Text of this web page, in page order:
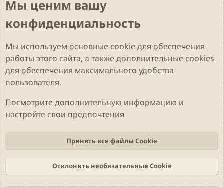
Музыка
Sidd 16 Ноябрь 2021 Минут чтения: 1 Просмотры: 2К
Новый альбом от Omnium Gatherum - финской
приятные не напряжные мелодии в сочетании с
орочьим...
Мы ценим вашу
конфиденциальность
Мы используем основные cookieдля обеспечения
работы этого сайта, а также дополнительные cookies
для обеспечения максимального удобства
пользователя.
Посмотрите дополнительную информацию и
настройте свои предпочтения
Принять все файлы Cookie
Отклонить необязательные Cookie